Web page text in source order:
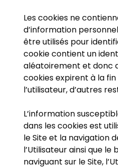
Les cookies ne
d’information
être utilisés pour
cookie contient un
aléatoirement et donc
cookies expirent à la
l’utilisateur, d’autres
L’information
dans les cookies est
le Site et la navigation
l’Utilisateur ainsi que le
naviguant sur le Site,